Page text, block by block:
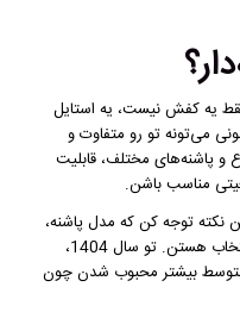
فقط یه کفش نیست، یه استایل
می‌تونه تو رو متفاوت و
پاشنه‌های مختلف، قابلیت
مناسب باشن.
نکته توجه کن که مدل پاشنه،
جنس بوت و راحتی پا مهم‌ترین عوامل انتخاب هستن. تو سال 1404،
متوسط بیشتر محبوب شدن چون